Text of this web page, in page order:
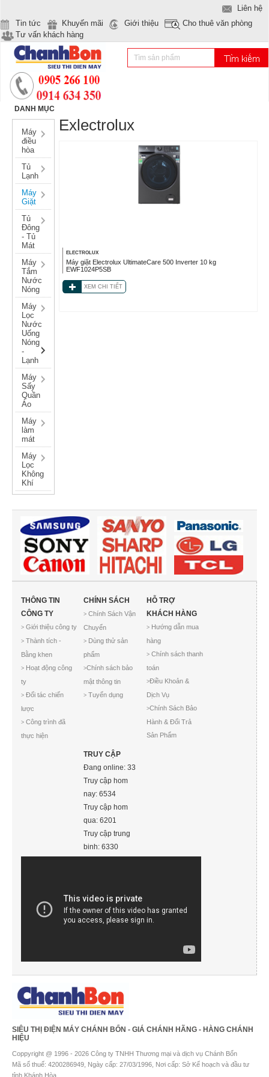
Liên hệ
Tin tức
Khuyến mãi Giới thiệu
Cho thuê văn phòng
Tư vấn khách hàng
DANH MỤC
Máy
điều
hòa
Tủ
Lạnh
Máy
Giặt
Tủ
Đông
- Tủ
Mát
Máy
Tắm
Nước
Nóng
Máy
Lọc
Nước
Uống
Nóng
-
Lạnh
Máy
Sấy
Quần
Áo
Máy
làm
mát
Máy
Lọc
Không
Khí
Exlectrolux
ELECTROLUX
Máy giặt Electrolux UltimateCare 500 Inverter 10 kg
EWF1024P5SB
XEM CHI TIẾT
THÔNG TIN
CÔNG TY
> Giới thiệu công ty
> Thành tích -
Bằng khen
> Hoạt động công
ty
> Đối tác chiến
lược
> Công trình đã
thực hiện
CHÍNH SÁCH
> Chính Sách Vận
Chuyển
> Dùng thử sản
phẩm
>Chính sách bảo
mật thông tin
> Tuyển dụng
HỖ TRỢ
KHÁCH HÀNG
>Hướng dẫn mua
hàng
>Chính sách thanh
toán
>Điều Khoản &
Dịch Vụ
>Chính Sách Bảo
Hành & Đổi Trả
Sản Phẩm
TRUY CẬP
Đang online: 33
Truy cập hom
nay: 6534
Truy cập hom
qua: 6201
Truy cập trung
binh: 6330
SIÊU THỊ ĐIỆN MÁY CHÁNH BỔN - GIÁ CHÁNH HÃNG - HÀNG CHÁNH
HIỆU
Coppyright @ 1996 - 2026 Công ty TNHH Thương mại và dịch vụ Chánh Bổn
Mã số thuế: 4200286949, Ngày cấp: 27/03/1996, Nơi cấp: Sở Kế hoạch và đầu tư
tỉnh Khánh Hòa